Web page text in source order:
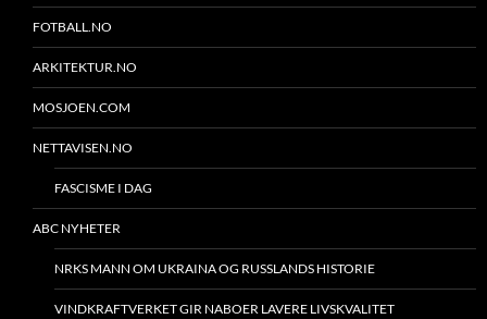
FOTBALL.NO
ARKITEKTUR.NO
MOSJOEN.COM
NETTAVISEN.NO
FASCISME I DAG
ABC NYHETER
NRKS MANN OM UKRAINA OG RUSSLANDS HISTORIE
VINDKRAFTVERKET GIR NABOER LAVERE LIVSKVALITET